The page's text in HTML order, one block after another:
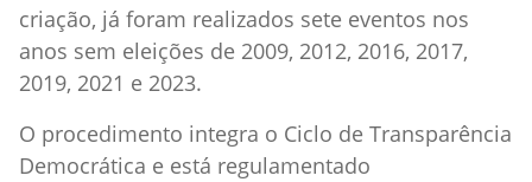
criação, já foram realizados sete eventos nos
anos sem eleições de 2009, 2012, 2016, 2017,
2019, 2021 e 2023.
O procedimento integra o Ciclo de Transparência
Democrática e está regulamentado